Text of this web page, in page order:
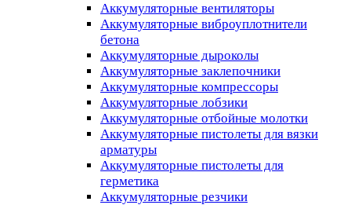
Аккумуляторные вентиляторы
Аккумуляторные виброуплотнители
бетона
Аккумуляторные дыроколы
Аккумуляторные заклепочники
Аккумуляторные компрессоры
Аккумуляторные лобзики
Аккумуляторные отбойные молотки
Аккумуляторные пистолеты для вязки
арматуры
Аккумуляторные пистолеты для
герметика
Аккумуляторные резчики